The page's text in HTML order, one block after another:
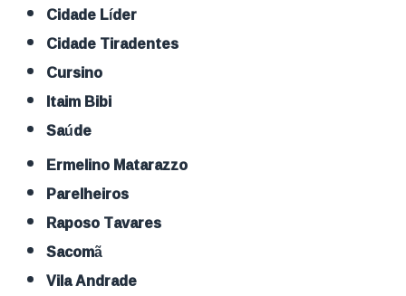
Cidade Líder
Cidade Tiradentes
Cursino
Itaim Bibi
Saúde
Ermelino Matarazzo
Parelheiros
Raposo Tavares
Sacomã
Vila Andrade